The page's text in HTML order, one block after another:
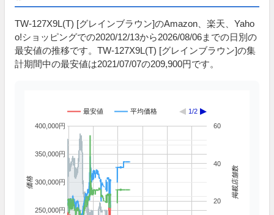
TW-127X9L(T) [グレインブラウン]のAmazon、楽天、Yaho
o!ショッピングでの2020/12/13から2026/08/06までの日別の
最安値の推移です。TW-127X9L(T) [グレインブラウン]の集
計期間中の最安値は2021/07/07の209,900円です。
最安値 平均価格 1/2
250,000円
300,000円
350,000円
400,000円
20
40
60
価格 掲載店舗数